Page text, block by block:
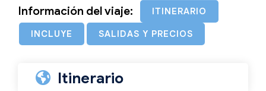
Información del viaje: ITINERARIO
INCLUYE SALIDAS Y PRECIOS
Itinerario